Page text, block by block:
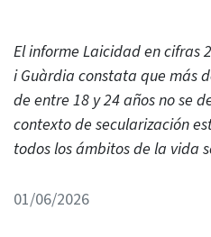
El informe Laicidad en cifras
i Guàrdia constata que más
de entre 18 y 24 años no se
contexto de secularización
todos los ámbitos de la vida
01/06/2026